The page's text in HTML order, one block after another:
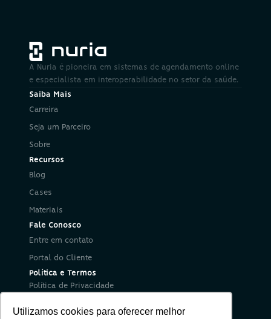
Utilizamos cookies para oferecer melhor
A Nuria é pioneira em sistemas de agendamento online
e especialista em interoperabilidade no setor da saúde.
Saiba Mais
Carreira
Seja um Parceiro
Sobre
Recursos
Blog
Cases
Materiais
Fale Conosco
Entre em contato
Portal do Cliente
Política e Termos
Política de Privacidade
Termos de Uso